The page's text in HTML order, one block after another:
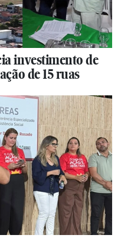
investimento de
de 15 ruas